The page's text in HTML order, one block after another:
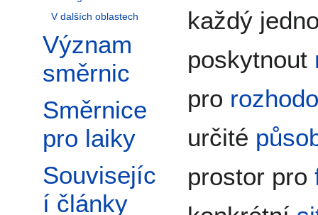
V dalších oblastech
Význam
směrnic
Směrnice
pro laiky
Souvisejíc
í články
každý
poskytnout
pro
určité
prostor pro